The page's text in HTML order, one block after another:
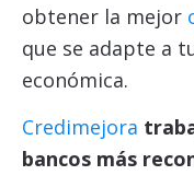
obtener la mejor
que se adapte a
económica.
Credimejora
bancos más